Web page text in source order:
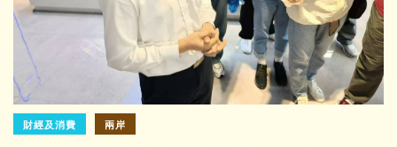
財經及消費 兩岸